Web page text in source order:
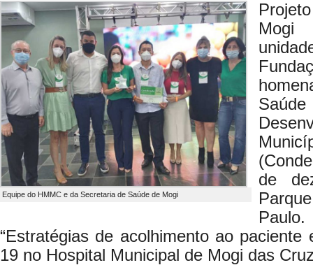
Equipe do HMMC e da Secretaria de Saúde de Mogi
Mogi
de
“Estratégias de acolhimento ao
19 no Hospital Municipal de Mogi das